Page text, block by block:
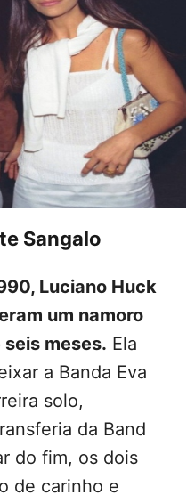
Sangalo
Luciano Huck
um namoro
meses. Ela
a Banda Eva
solo,
da Band
do fim, os dois
de carinho e